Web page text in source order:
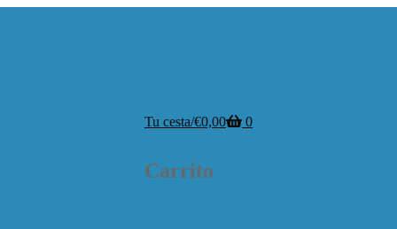
Tu cesta/€0,00 0
Carrito